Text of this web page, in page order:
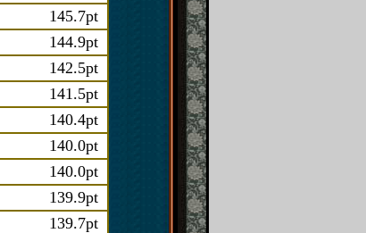
145.7pt
144.9pt
142.5pt
141.5pt
140.4pt
140.0pt
140.0pt
139.9pt
139.7pt